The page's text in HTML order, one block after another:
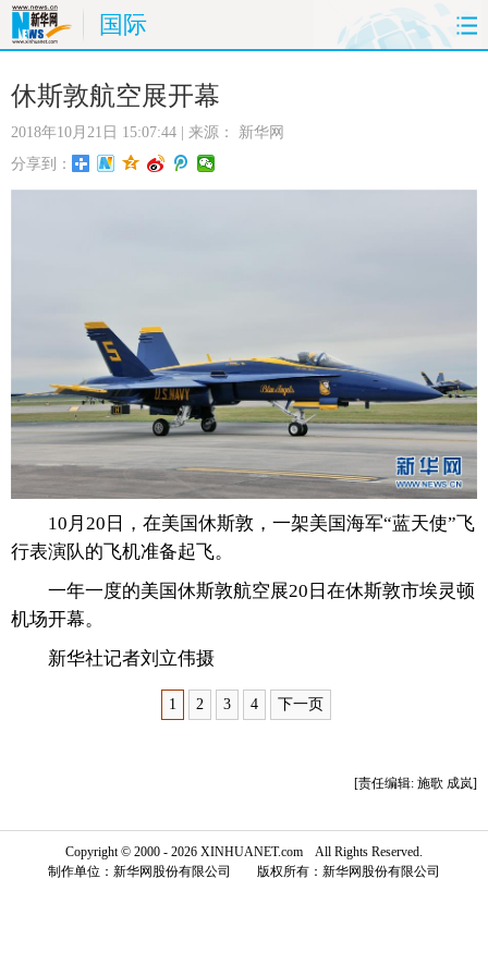
国际
首页 时政
娱乐 体育
时尚 思客 地方 法治
视频 彩票
旅游 健康 信息化 数据
金融 公益 军事 无人机
富媒体 摄影 新华广播
新华电视中文 新华电视英文 返回PC
休斯敦航空展开幕
2018年10月21日 15:07:44 | 来源： 新华网
分享到：
10月20日，在美国休斯敦，一架美国海军“蓝天使”飞
行表演队的飞机准备起飞。
一年一度的美国休斯敦航空展20日在休斯敦市埃灵顿
机场开幕。
新华社记者刘立伟摄
1 2 3 4 下一页
[责任编辑: 施歌 成岚]
Copyright © 2000 - 2026 XINHUANET.com All Rights Reserved.
制作单位：新华网股份有限公司 版权所有：新华网股份有限公司